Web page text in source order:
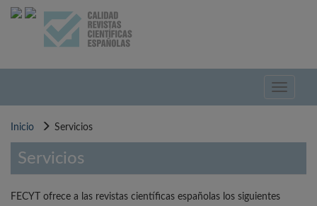
Pasar
Toggle
Inicio Servicios
Servicios
FECYT ofrece a las revistas científicas españolas los siguientes